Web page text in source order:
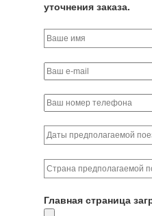
уточнения заказа.
Главная страница